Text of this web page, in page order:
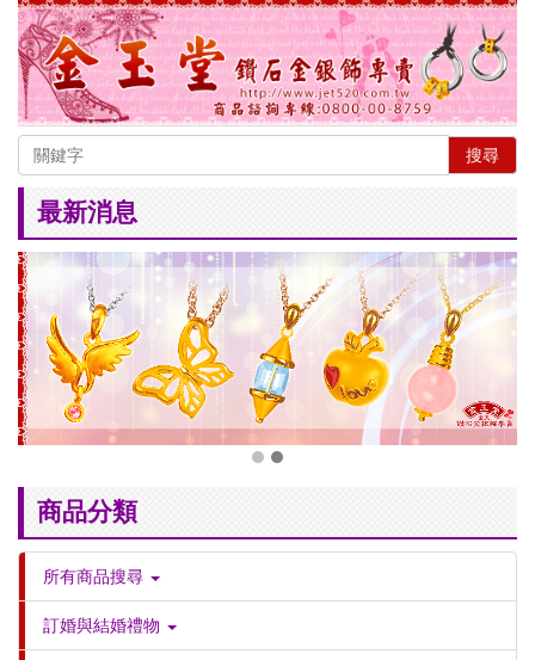
搜尋
最新消息
商品分類
所有商品搜尋
訂婚與結婚禮物